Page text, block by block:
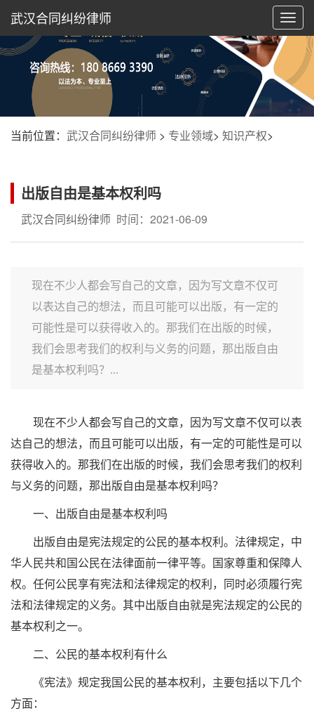
切
换
航
武汉合同纠纷律师
当前位置： 武汉合同纠纷律师 > 专业领域> 知识产权>
出版自由是基本权利吗
武汉合同纠纷律师 时间：2021-06-09
现在不少人都会写自己的文章，因为写文章不仅可
以表达自己的想法，而且可能可以出版，有一定的
可能性是可以获得收入的。那我们在出版的时候，
我们会思考我们的权利与义务的问题，那出版自由
是基本权利吗？...
现在不少人都会写自己的文章，因为写文章不仅可以表
达自己的想法，而且可能可以出版，有一定的可能性是可以
获得收入的。那我们在出版的时候，我们会思考我们的权利
与义务的问题，那出版自由是基本权利吗？
一、出版自由是基本权利吗
出版自由是宪法规定的公民的基本权利。法律规定，中
华人民共和国公民在法律面前一律平等。国家尊重和保障人
权。任何公民享有宪法和法律规定的权利，同时必须履行宪
法和法律规定的义务。其中出版自由就是宪法规定的公民的
基本权利之一。
二、公民的基本权利有什么
《宪法》规定我国公民的基本权利，主要包括以下几个
方面：